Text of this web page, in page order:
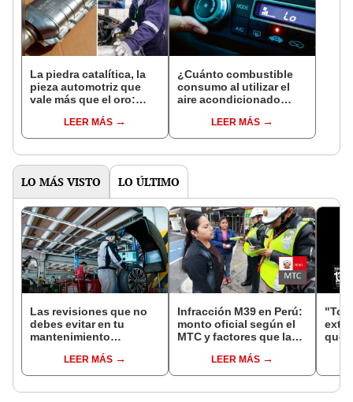
La piedra catalítica, la
pieza automotriz que
vale más que el oro:
y cómo evitar su robo?
LEER MÁS
¿Cuánto combustible
consumo al utilizar el
aire acondicionado
LEER MÁS
LO MÁS VISTO LO ÚLTIMO
Las revisiones que no
debes evitar en tu
mantenimiento
viajar en coche
LEER MÁS
Infracción M39 en Perú:
monto oficial según el
MTC y factores que la
LEER MÁS
que